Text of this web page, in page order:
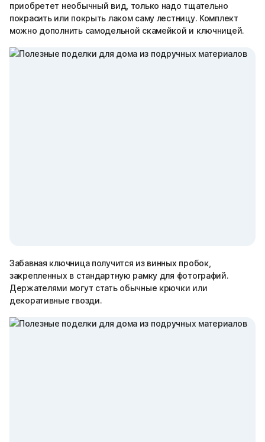
приобретет необычный вид, только надо тщательно
покрасить или покрыть лаком саму лестницу. Комплект
можно дополнить самодельной скамейкой и ключницей.
Забавная ключница получится из винных пробок,
закрепленных в стандартную рамку для фотографий.
Держателями могут стать обычные крючки или
декоративные гвозди.